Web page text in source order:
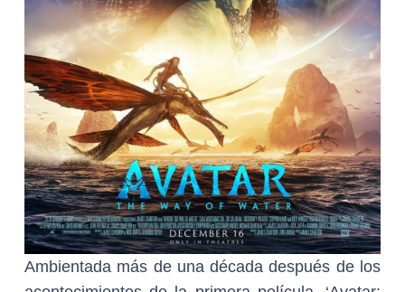
Ambientada más de una década después de los